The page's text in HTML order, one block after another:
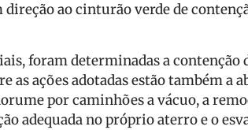
ao cinturão verde de
foram determinadas a contenção
as ações adotadas estão também a
por caminhões a vácuo, a
adequada no próprio aterro e o